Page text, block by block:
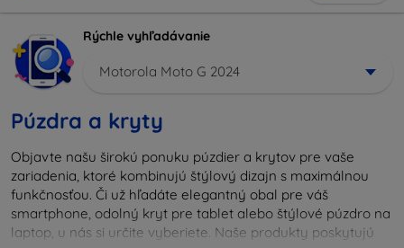
Rýchle vyhľadávanie
Motorola Moto G 2024
Púzdra a kryty
Objavte našu širokú ponuku púzdier a krytov pre vaše
zariadenia, ktoré kombinujú štýlový dizajn s maximálnou
funkčnosťou. Či už hľadáte elegantný obal pre váš
smartphone, odolný kryt pre tablet alebo štýlové púzdro na
laptop, u nás si určite vyberiete. Naše produkty poskytujú